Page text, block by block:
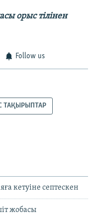
орыс тілінен
Follow us
ТАҚЫРЫПТАР
кетуіне септескен
жобасы